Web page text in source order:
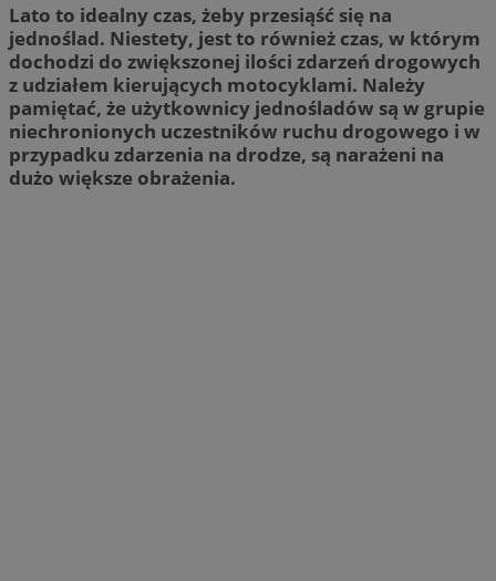
Lato to idealny czas, żeby przesiąść się na
jednoślad. Niestety, jest to również czas, w którym
dochodzi do zwiększonej ilości zdarzeń drogowych
z udziałem kierujących motocyklami. Należy
pamiętać, że użytkownicy jednośladów są w grupie
niechronionych uczestników ruchu drogowego i w
przypadku zdarzenia na drodze, są narażeni na
dużo większe obrażenia.